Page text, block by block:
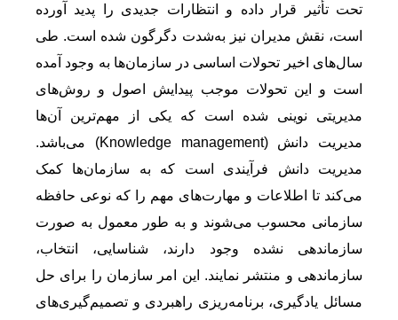
تحت تأثیر قرار داده و انتظارات جدیدی را پدید آورده
است،‌ نقش مدیران نیز به‌شدت دگرگون شده است. طی
سال‌های اخیر تحولات اساسی در سازمان‌ها به وجود آمده
است و این تحولات موجب پیدایش اصول و روش‌های
مدیریتی نوینی شده است که یکی از مهم‌ترین آن‌ها
مدیریت دانش (Knowledge management) می‌باشد.
مدیریت دانش فرآیندی است که به سازمان‌ها کمک
می‌کند تا اطلاعات و مهارت‌های مهم را که نوعی حافظه
سازمانی محسوب می‌شوند و به طور معمول به صورت
سازماندهی نشده وجود دارند، شناسایی، انتخاب،‌
سازماندهی و منتشر نمایند. این امر سازمان را برای حل
مسائل یادگیری،‌ برنامه‌ریزی راهبردی و تصمیم‌گیری‌های